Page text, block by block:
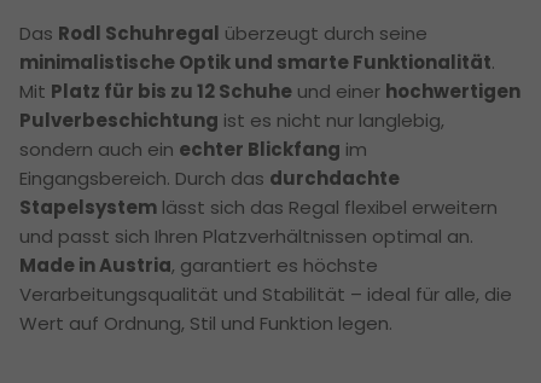
Das Rodl Schuhregal überzeugt durch seine
minimalistische Optik und smarte Funktionalität.
Mit Platz für bis zu 12 Schuhe und einer hochwertigen
Pulverbeschichtung ist es nicht nur langlebig,
sondern auch ein echter Blickfang im
Eingangsbereich. Durch das durchdachte
Stapelsystem lässt sich das Regal flexibel erweitern
und passt sich Ihren Platzverhältnissen optimal an.
Made in Austria, garantiert es höchste
Verarbeitungsqualität und Stabilität – ideal für alle, die
Wert auf Ordnung, Stil und Funktion legen.